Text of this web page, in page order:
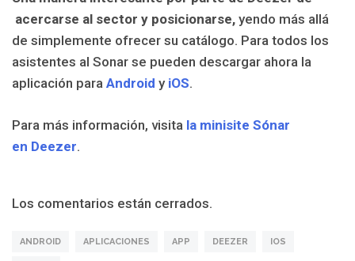
acercarse al sector y posicionarse, yendo más allá
de simplemente ofrecer su catálogo. Para todos los
asistentes al Sonar se pueden descargar ahora la
aplicación para Android y iOS.
Para más información, visita la minisite Sónar
en Deezer.
Los comentarios están cerrados.
ANDROID APLICACIONES APP DEEZER IOS